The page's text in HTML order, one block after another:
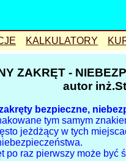
PRAWO
zamka
życia
włączania
KALKULATORY
hamowanie
przechyłka
odstęp
zatrzymanie
ZAKRĘT -
autor
bezpieczne,
tym samym
jeżdżący w tych
po raz pierwszy może być